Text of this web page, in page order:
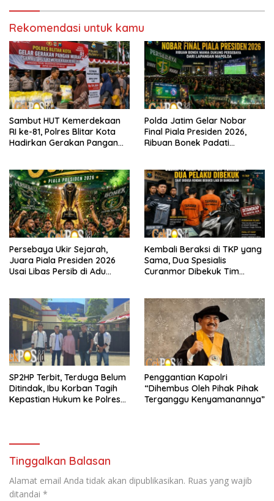
Rekomendasi untuk kamu
Sambut HUT Kemerdekaan
RI ke-81, Polres Blitar Kota
Hadirkan Gerakan Pangan
Polda Jatim Gelar Nobar
Final Piala Presiden 2026,
Ribuan Bonek Padati
Persebaya Ukir Sejarah,
Juara Piala Presiden 2026
Usai Libas Persib di Adu
Kembali Beraksi di TKP yang
Sama, Dua Spesialis
Curanmor Dibekuk Tim
SP2HP Terbit, Terduga Belum
Ditindak, Ibu Korban Tagih
Kepastian Hukum ke Polres
Penggantian Kapolri
“Dihembus Oleh Pihak Pihak
Terganggu Kenyamanannya”
Tinggalkan Balasan
Alamat email Anda tidak akan dipublikasikan. Ruas yang wajib
ditandai *